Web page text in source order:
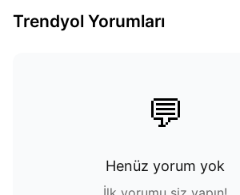
Trendyol Yorumları
💬
Henüz yorum yok